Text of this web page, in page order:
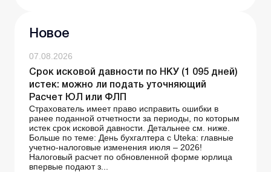
Новое
07.08.2026
Срок исковой давности по НКУ (1 095 дней)
истек: можно ли подать уточняющий
Расчет ЮЛ или ФЛП
Страхователь имеет право исправить ошибки в
ранее поданной отчетности за периоды, по которым
истек срок исковой давности. Детальнее см. ниже.
Больше по теме: День бухгалтера с Uteka: главные
учетно-налоговые изменения июля – 2026!
Налоговый расчет по обновленной форме юрлица
впервые подают з...